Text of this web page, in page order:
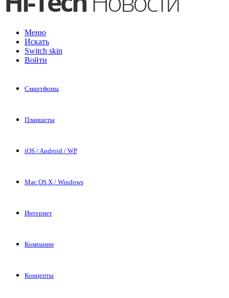
Меню
Искать
Switch skin
Войти
Смартфоны
Планшеты
iOS / Android / WP
Mac OS X / Windows
Интернет
Компании
Концепты